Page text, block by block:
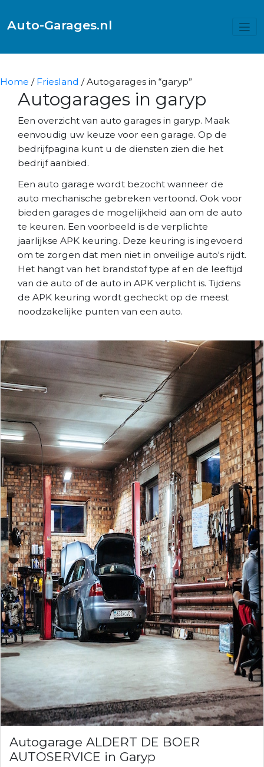
Auto-Garages.nl
Home / Friesland / Autogarages in “garyp”
Autogarages in garyp
Een overzicht van auto garages in garyp. Maak
eenvoudig uw keuze voor een garage. Op de
bedrijfpagina kunt u de diensten zien die het
bedrijf aanbied.
Een auto garage wordt bezocht wanneer de
auto mechanische gebreken vertoond. Ook voor
bieden garages de mogelijkheid aan om de auto
te keuren. Een voorbeeld is de verplichte
jaarlijkse APK keuring. Deze keuring is ingevoerd
om te zorgen dat men niet in onveilige auto's rijdt.
Het hangt van het brandstof type af en de leeftijd
van de auto of de auto in APK verplicht is. Tijdens
de APK keuring wordt gecheckt op de meest
noodzakelijke punten van een auto.
Autogarage ALDERT DE BOER
AUTOSERVICE in Garyp